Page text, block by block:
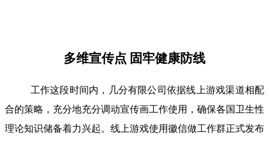
多维宣传点 固牢健康防线
工作这段时间内，几分有限公司依据线上游戏渠道相配
合的策略，充分地充分调动宣传画工作使用，确保各国卫生性
理论知识储备着力兴起。线上游戏使用徽信做工作群正式发布